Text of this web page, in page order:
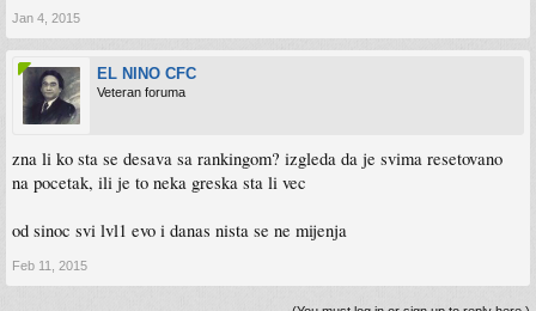
Jan 4, 2015
EL NINO CFC
Veteran foruma
zna li ko sta se desava sa rankingom? izgleda da je svima resetovano
na pocetak, ili je to neka greska sta li vec
od sinoc svi lvl1 evo i danas nista se ne mijenja
Feb 11, 2015